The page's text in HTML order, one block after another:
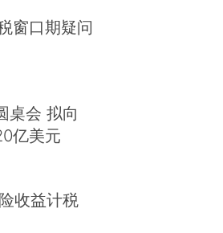
窗口期疑问
桌会 拟向
亿美元
收益计税